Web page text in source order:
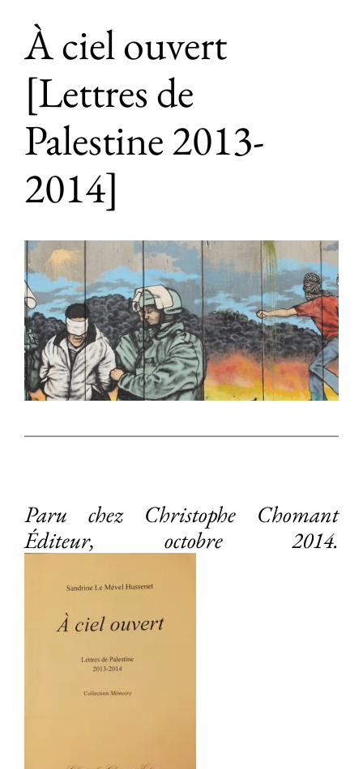
À ciel ouvert
[Lettres de
Palestine 2013-
2014]
Paru chez Christophe Chomant
Éditeur, octobre 2014.